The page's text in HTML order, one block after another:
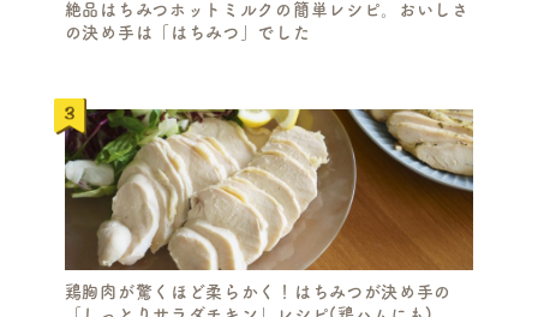
絶品はちみつホットミルクの簡単レシピ。おいしさ
の決め手は「はちみつ」でした
鶏胸肉が驚くほど柔らかく！はちみつが決め手の